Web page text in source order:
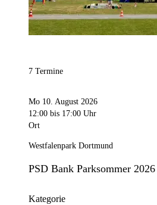
7 Termine
Mo 10. August 2026
12:00 bis 17:00 Uhr
Ort
Westfalenpark Dortmund
PSD Bank Parksommer 2026
Kategorie